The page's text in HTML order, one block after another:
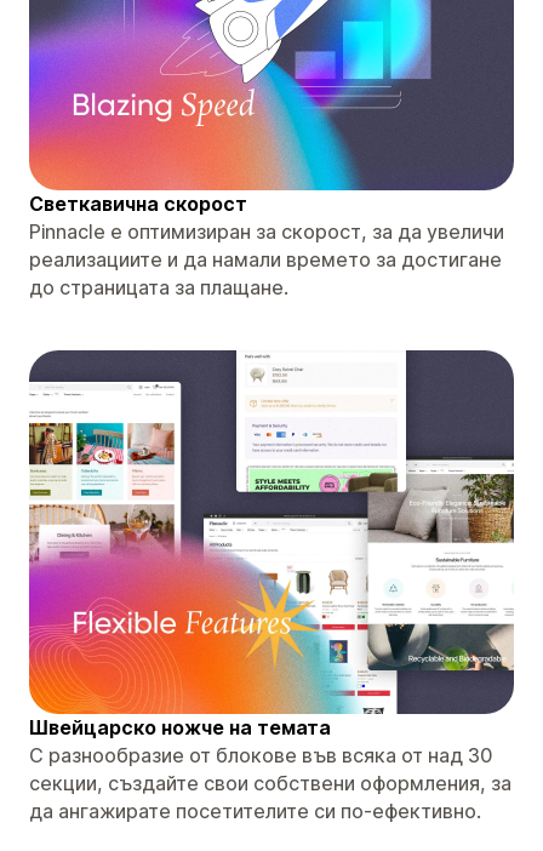
Светкавична скорост
Pinnacle е оптимизиран за скорост, за да увеличи
реализациите и да намали времето за достигане
до страницата за плащане.
Швейцарско ножче на темата
С разнообразие от блокове във всяка от над 30
секции, създайте свои собствени оформления, за
да ангажирате посетителите си по-ефективно.